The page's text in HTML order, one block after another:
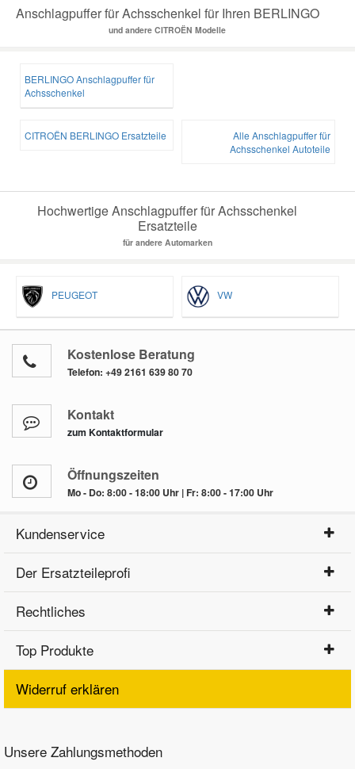
Anschlagpuffer für Achsschenkel für Ihren BERLINGO
und andere CITROËN Modelle
BERLINGO Anschlagpuffer für
Achsschenkel
CITROËN BERLINGO Ersatzteile
Alle Anschlagpuffer für
Achsschenkel Autoteile
Hochwertige Anschlagpuffer für Achsschenkel
Ersatzteile
für andere Automarken
PEUGEOT VW
Kostenlose Beratung
Telefon: +49 2161 639 80 70
Kontakt
zum Kontaktformular
Öffnungszeiten
Mo - Do: 8:00 - 18:00 Uhr | Fr: 8:00 - 17:00 Uhr
Kundenservice
Der Ersatzteileprofi
Rechtliches
Top Produkte
Widerruf erklären
Unsere Zahlungsmethoden